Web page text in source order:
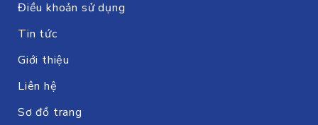
Điều khoản sử dụng
Tin tức
Giới thiệu
Liên hệ
Sơ đồ trang